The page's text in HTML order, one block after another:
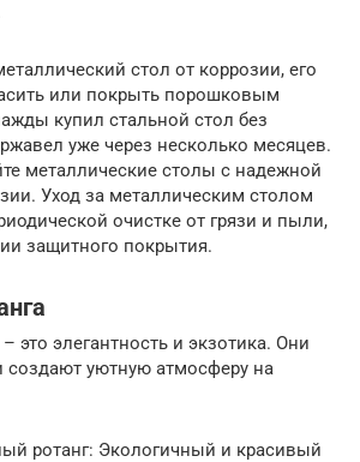
стол от коррозии, его
или покрыть порошковым
купил стальной стол без
уже через несколько месяцев.
металлические столы с надежной
Уход за металлическим столом
очистке от грязи и пыли,
защитного покрытия.
это элегантность и экзотика. Они
создают уютную атмосферу на
ротанг: Экологичный и красивый